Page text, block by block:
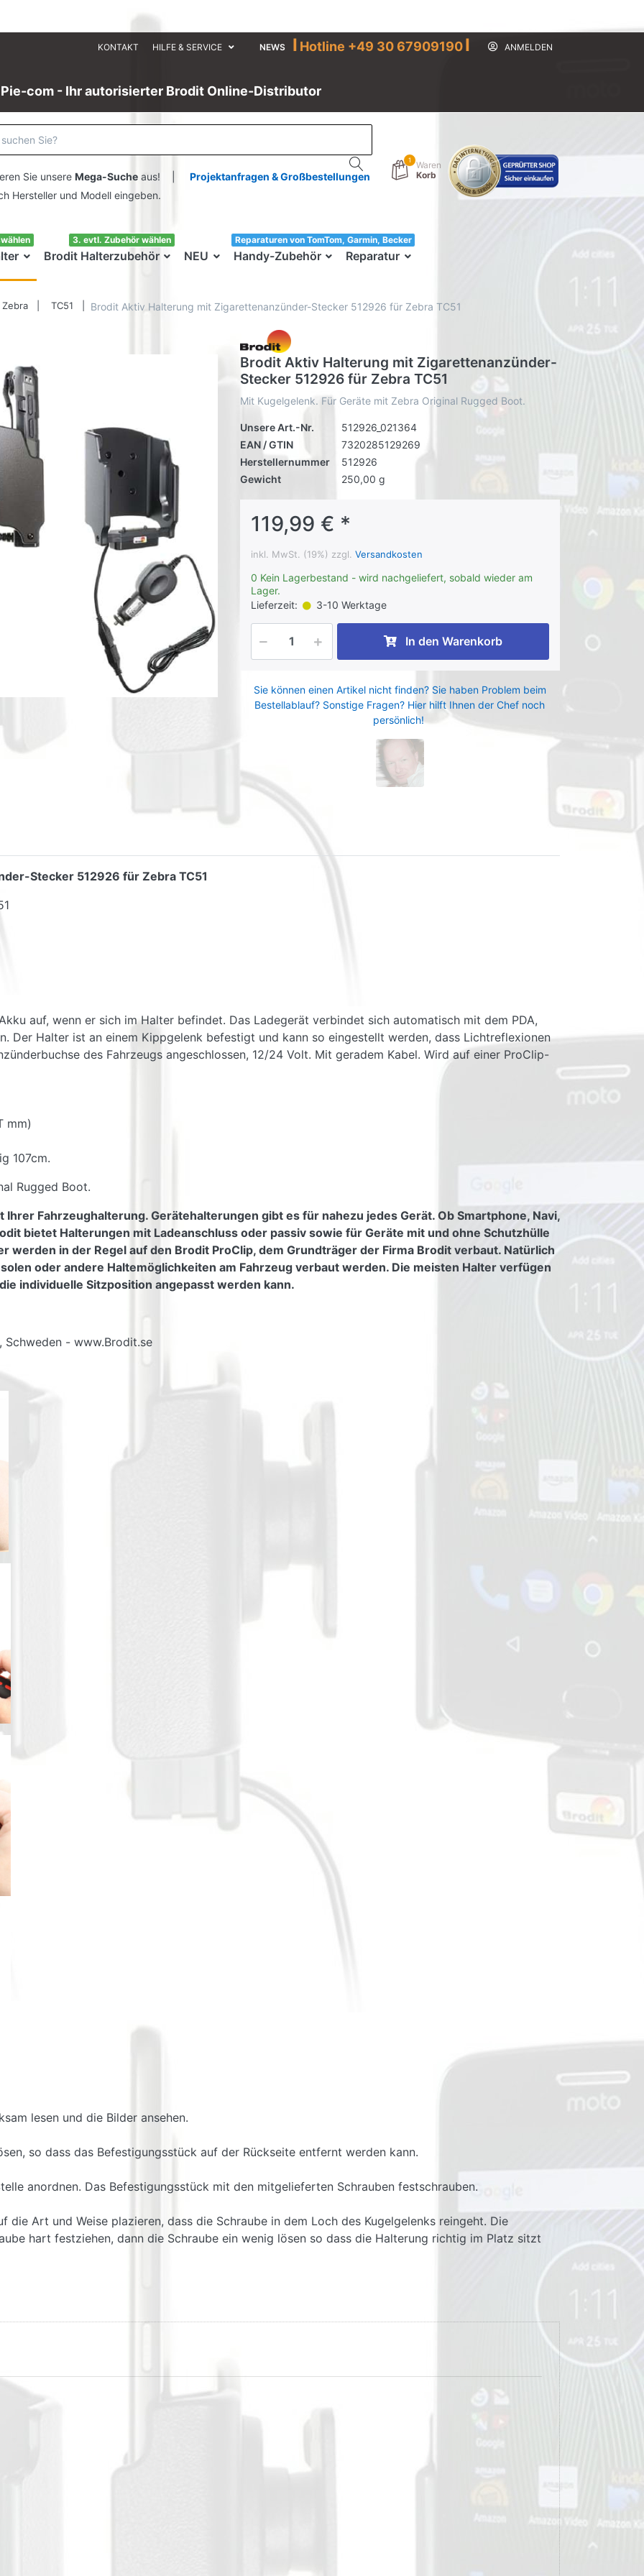
KONTAKT HILFE & SERVICE NEWS I Hotline +49 30 67909190I ANMELDEN
Pie-com - Ihr autorisierter Brodit Online-Distributor
Sie unsere Mega-Sucheaus! | Projektanfragen & Großbestellungen
und Modell eingeben.
1
Waren
Korb
Brodit Halterzubehör
3. evtl. Zubehör wählen
NEU Handy-Zubehör
33!
Reparatur
Reparaturen von TomTom, Garmin, Becker
Zebra TC51 Brodit Aktiv Halterung mit Zigarettenanzünder-Stecker 512926 für Zebra TC51
Brodit Aktiv Halterung mit Zigarettenanzünder-
Stecker 512926 für Zebra TC51
Mit Kugelgelenk. Für Geräte mit Zebra Original Rugged Boot.
Unsere Art.-Nr.
512926_021364
EAN / GTIN
7320285129269
Herstellernummer
512926
Gewicht
250,00 g
119,99 € *
inkl. MwSt. (19%) zzgl. Versandkosten
0 Kein Lagerbestand - wird nachgeliefert, sobald wieder am
Lager.
Lieferzeit:
3-10 Werktage
In den Warenkorb
Sie können einen Artikel nicht finden? Sie haben Problem beim
Bestellablauf? Sonstige Fragen? Hier hilft Ihnen der Chef noch
persönlich!
Stecker 512926 für Zebra TC51
auf, wenn er sich im Halter befindet. Das Ladegerät verbindet sich automatisch mit dem PDA,
Der Halter ist an einem Kippgelenk befestigt und kann so eingestellt werden, dass Lichtreflexionen
des Fahrzeugs angeschlossen, 12/24 Volt. Mit geradem Kabel. Wird auf einer ProClip-
mm)
107cm.
Rugged Boot.
Fahrzeughalterung. Gerätehalterungen gibt es für nahezu jedes Gerät. Ob Smartphone, Navi,
bietet Halterungen mit Ladeanschluss oder passiv sowie für Geräte mit und ohne Schutzhülle
werden in der Regel auf den Brodit ProClip, dem Grundträger der Firma Brodit verbaut. Natürlich
oder andere Haltemöglichkeiten am Fahrzeug verbaut werden. Die meisten Halter verfügen
individuelle Sitzposition angepasst werden kann.
Schweden - www.Brodit.se
lesen und die Bilder ansehen.
so dass das Befestigungsstück auf der Rückseite entfernt werden kann.
anordnen. Das Befestigungsstück mit den mitgelieferten Schrauben festschrauben.
die Art und Weise plazieren, dass die Schraube in dem Loch des Kugelgelenks reingeht. Die
hart festziehen, dann die Schraube ein wenig lösen so dass die Halterung richtig im Platz sitzt